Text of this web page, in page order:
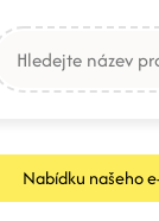
Nabídku našeho